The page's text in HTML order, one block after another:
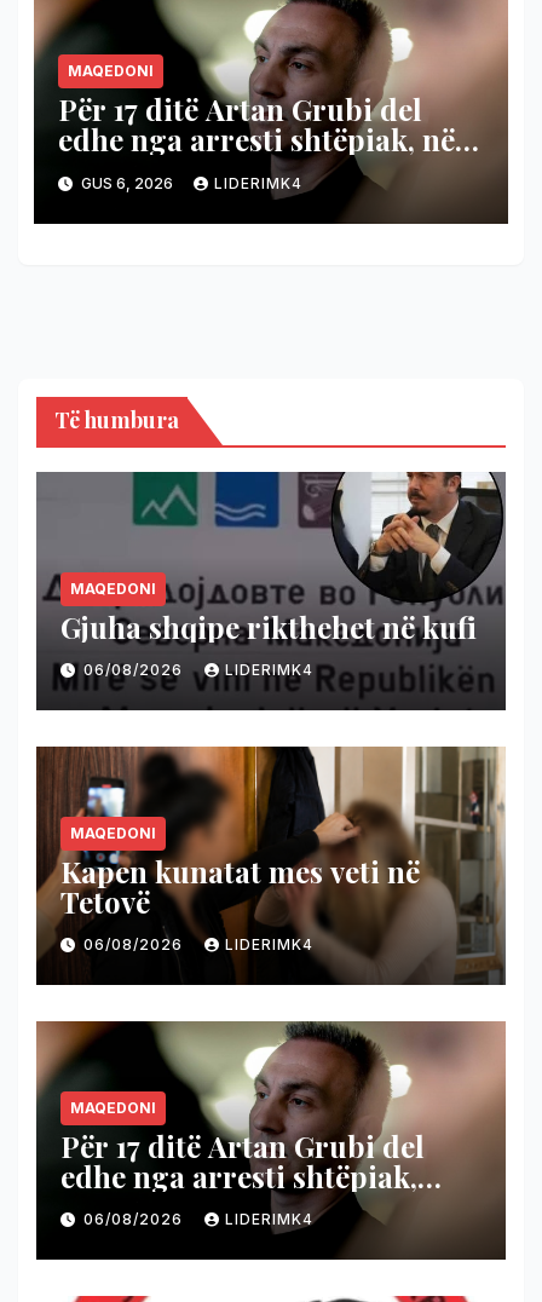
MAQEDONI
Për 17 ditë Artan Grubi del
edhe nga arresti shtëpiak, nëse
prokurori që e nxori nga
Shutka nuk ngre akuzë brenda
afatit ligjor
GUS 6, 2026 LIDERIMK4
Të humbura
MAQEDONI
Gjuha shqipe rikthehet në kufi
06/08/2026 LIDERIMK4
MAQEDONI
Kapen kunatat mes veti në
Tetovë
06/08/2026 LIDERIMK4
MAQEDONI
Për 17 ditë Artan Grubi del
edhe nga arresti shtëpiak,
nëse prokurori që e nxori nga
Shutka nuk ngre akuzë
brenda afatit ligjor
06/08/2026 LIDERIMK4